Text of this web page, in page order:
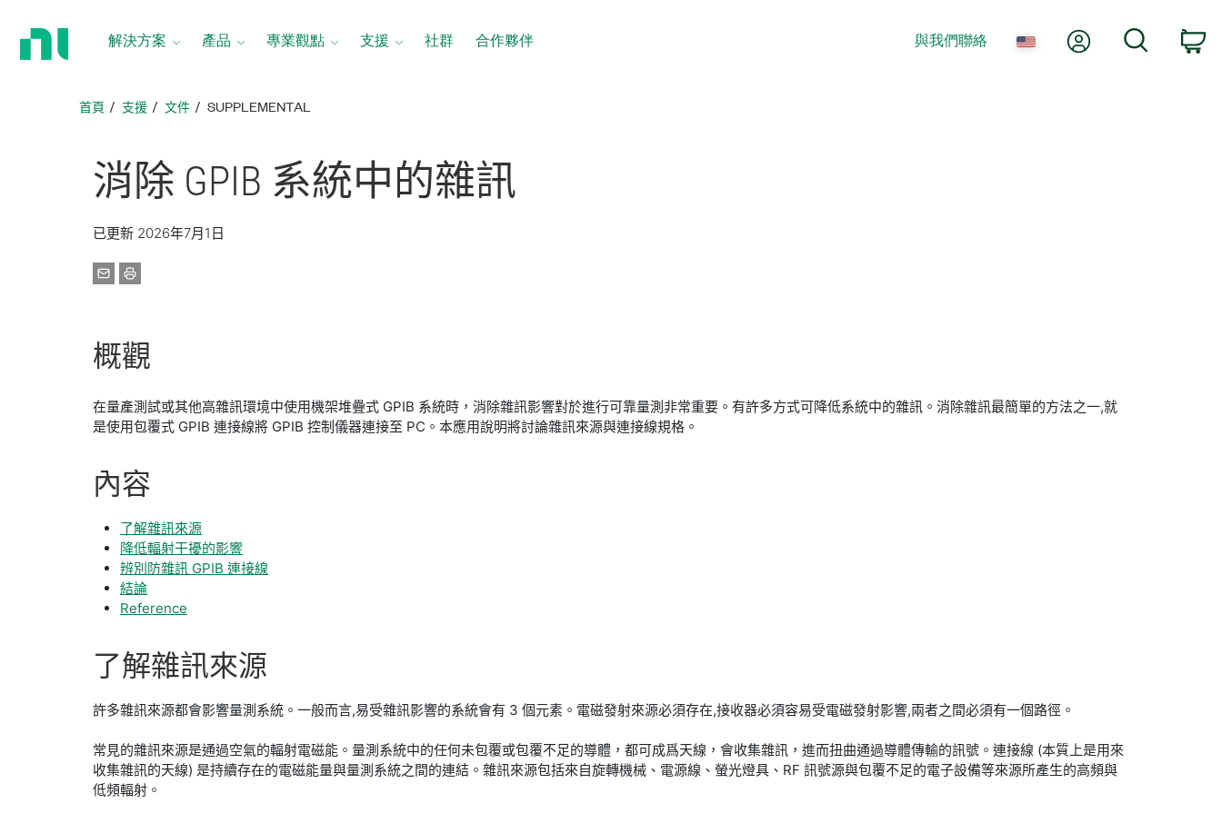
解決方案 產品 專業觀點 支援 社群 合作夥伴 與我們聯絡 我的帳號
首頁 支援 文件 SUPPLEMENTAL
消除 GPIB 系統中的雜訊
已更新 2026年7月1日
概觀
在量產測試或其他高雜訊環境中使用機架堆疊式 GPIB 系統時，消除雜訊影響對於進行可靠量測非常重要。有許多方式可降低系統中的雜訊。消除雜訊最簡單的方法之一,就
是使用包覆式 GPIB 連接線將 GPIB 控制儀器連接至 PC。本應用說明將討論雜訊來源與連接線規格。
內容
了解雜訊來源
降低輻射干擾的影響
辨別防雜訊 GPIB 連接線
結論
Reference
了解雜訊來源
許多雜訊來源都會影響量測系統。一般而言,易受雜訊影響的系統會有 3 個元素。電磁發射來源必須存在,接收器必須容易受電磁發射影響,兩者之間必須有一個路徑。
常見的雜訊來源是通過空氣的輻射電磁能。量測系統中的任何未包覆或包覆不足的導體，都可成爲天線，會收集雜訊，進而扭曲通過導體傳輸的訊號。連接線 (本質上是用來
收集雜訊的天線) 是持續存在的電磁能量與量測系統之間的連結。雜訊來源包括來自旋轉機械、電源線、螢光燈具、RF 訊號源與包覆不足的電子設備等來源所產生的高頻與
低頻輻射。